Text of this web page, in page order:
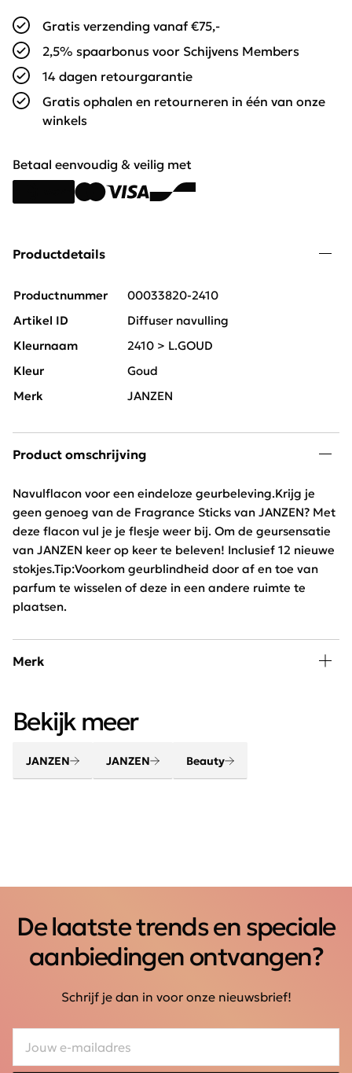
Gratis verzending vanaf €75,-
2,5% spaarbonus voor Schijvens Members
14 dagen retourgarantie
Gratis ophalen en retourneren in één van onze
winkels
Betaal eenvoudig & veilig met
Productdetails
Productnummer
00033820-2410
Artikel ID
Diffuser navulling
Kleurnaam
2410 > L.GOUD
Kleur
Goud
Merk
JANZEN
Product omschrijving
Navulflacon voor een eindeloze geurbeleving.Krijg je
geen genoeg van de Fragrance Sticks van JANZEN? Met
deze flacon vul je je flesje weer bij. Om de geursensatie
van JANZEN keer op keer te beleven! Inclusief 12 nieuwe
stokjes.Tip:Voorkom geurblindheid door af en toe van
parfum te wisselen of deze in een andere ruimte te
plaatsen.
Merk
producten van JANZEN. Maak van je huis een thuis met
jouw favoriete huisparfum. Creëer een gevoel van
thuiskomen.
Bekijk meer
JANZEN JANZEN Beauty
De laatste trends en speciale
aanbiedingen ontvangen?
Schrijf je dan in voor onze nieuwsbrief!